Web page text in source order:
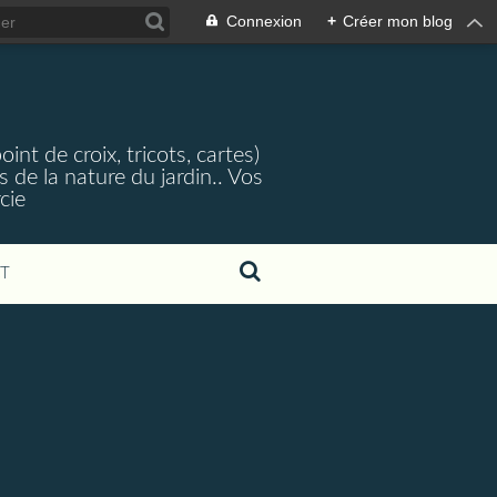
Connexion + Créer mon blog
de croix, tricots, cartes)
de la nature du jardin.. Vos